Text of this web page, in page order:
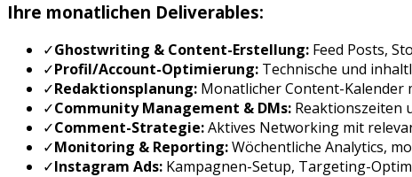
Ihre monatlichen Deliverables:
✓Ghostwriting & Content-Erstellung: Feed Posts,
✓Profil/Account-Optimierung: Technische und
✓Redaktionsplanung: Monatlicher Content-
✓Community Management & DMs: Reaktionszeiten
✓Comment-Strategie:Aktives Networking mit
✓Monitoring & Reporting:Wöchentliche Analytics,
✓Instagram Ads: Kampagnen-Setup, Targeting-